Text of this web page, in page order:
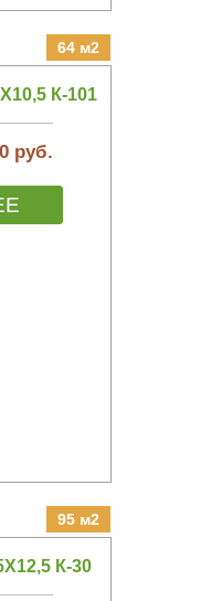
64 м2
К-101
руб.
95 м2
К-30